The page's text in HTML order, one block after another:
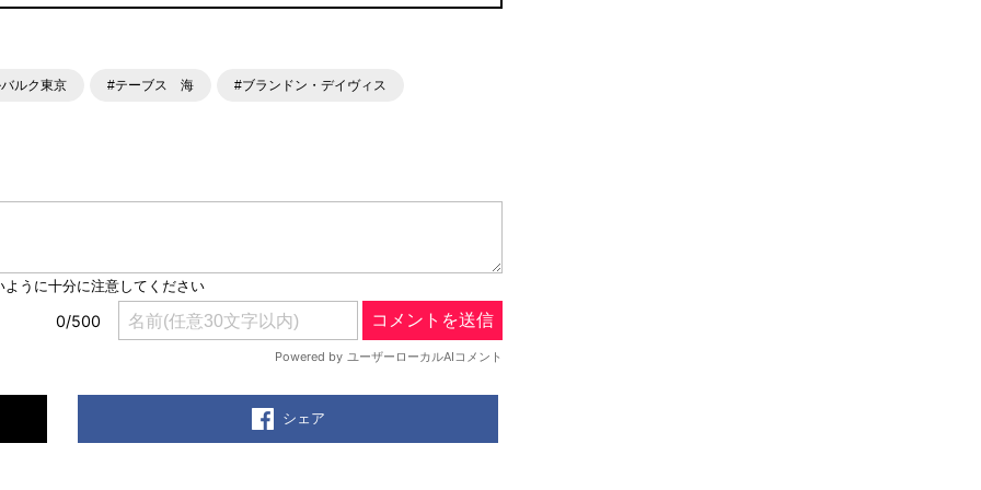
ルク東京 #テーブス 海 #ブランドン・デイヴィス
シェア